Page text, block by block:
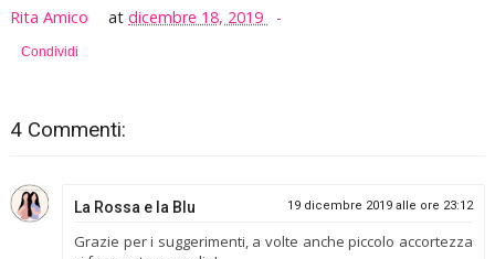
Rita Amico atdicembre 18, 2019
Condividi
4 Commenti:
La Rossa e la Blu 19 dicembre 2019 alle ore 23:12
Grazie per i suggerimenti, a volte anche piccolo accortezza